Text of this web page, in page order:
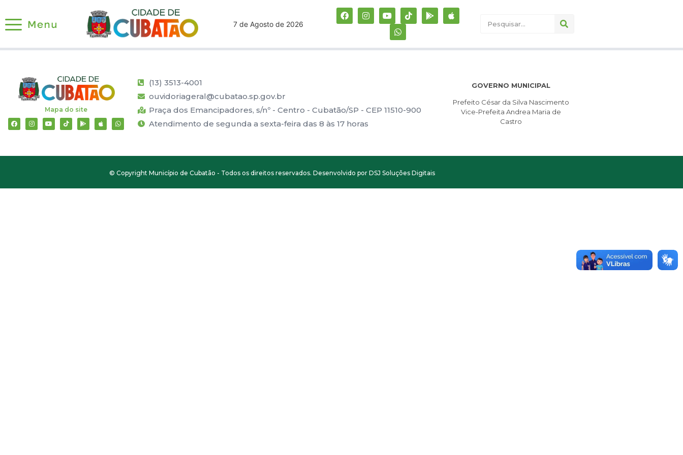
7 de Agosto de 2026
Mapa do site
(13) 3513-4001
ouvidoriageral@cubatao.sp.gov.br
Praça dos Emancipadores, s/nº - Centro - Cubatão/SP - CEP 11510-900
Atendimento de segunda a sexta-feira das 8 às 17 horas
GOVERNO MUNICIPAL
Prefeito César da Silva Nascimento
Vice-Prefeita Andrea Maria de
Castro
© Copyright Município de Cubatão - Todos os direitos reservados. Desenvolvido por DSJ Soluções Digitais